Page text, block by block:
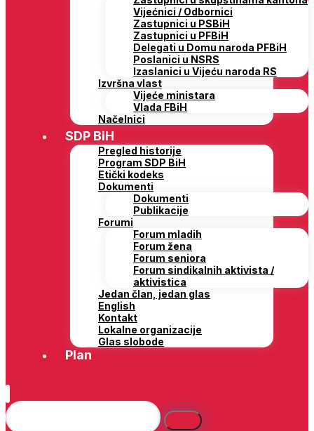
Vijećnici / Odbornici
Zastupnici u PSBiH
Zastupnici u PFBiH
Delegati u Domu naroda PFBiH
Poslanici u NSRS
Izaslanici u Vijeću naroda RS
Izvršna vlast
Vijeće ministara
Vlada FBiH
Načelnici
SDP BiH
Pregled historije
Program SDP BiH
Etički kodeks
Dokumenti
Dokumenti
Publikacije
Forumi
Forum mladih
Forum žena
Forum seniora
Forum sindikalnih aktivista /
aktivistica
Jedan član, jedan glas
English
Kontakt
Lokalne organizacije
Glas slobode
Plan